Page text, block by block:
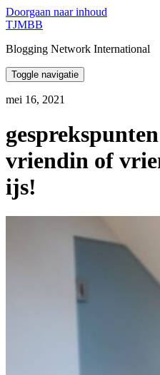
Doorgaan naar inhoud
TJMBB
Blogging Network International
Toggle navigatie
mei 16, 2021
vriendin of
ijs!